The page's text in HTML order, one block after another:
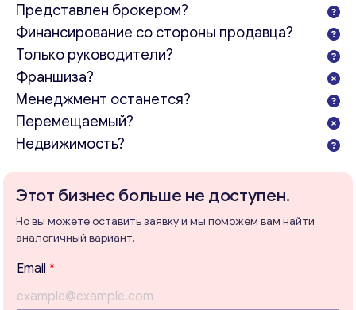
Консультация
Ваши комментарии
Представлен брокером?
Финансирование со стороны продавца?
Только руководители?
Франшиза?
Менеджмент останется?
Перемещаемый?
Недвижимость?
Этот бизнес больше не доступен.
Но вы можете оставить заявку и мы поможем вам найти
аналогичный вариант.
Email *